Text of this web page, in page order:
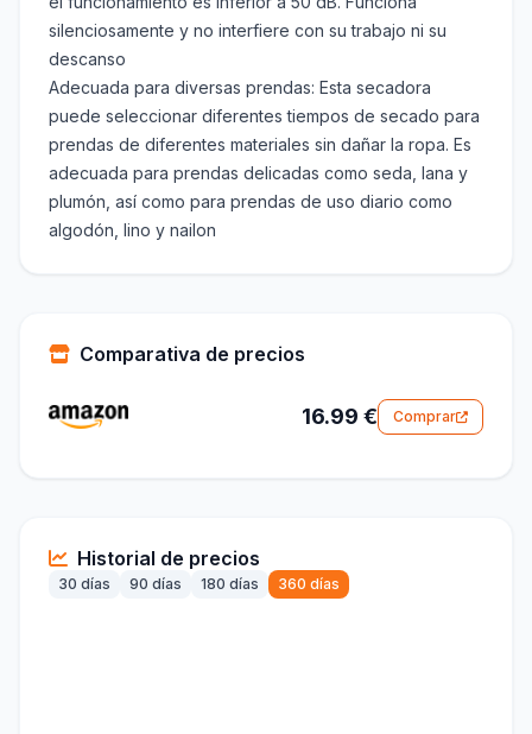
silenciosamente y no interfiere con su trabajo ni su
descanso
Adecuada para diversas prendas: Esta secadora
puede seleccionar diferentes tiempos de secado para
prendas de diferentes materiales sin dañar la ropa. Es
adecuada para prendas delicadas como seda, lana y
plumón, así como para prendas de uso diario como
algodón, lino y nailon
Comparativa de precios
16.99 € Comprar
Historial de precios
30 días 90 días 180 días 360 días